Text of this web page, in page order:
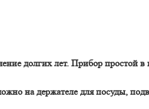
долгих лет. Прибор простой в
на держателе для посуды,